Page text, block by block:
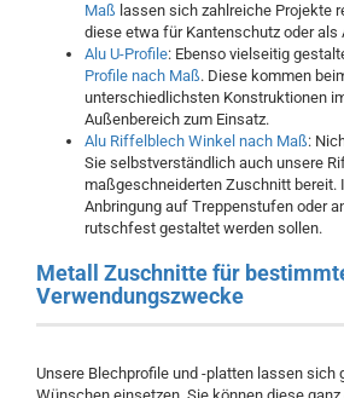
Maß lassen sich zahlreiche Projekte
diese etwa für Kantenschutz oder als
Alu U-Profile: Ebenso vielseitig
Profile nach Maß. Diese kommen
unterschiedlichsten Konstruktionen
Außenbereich zum Einsatz.
Alu Riffelblech Winkel nach Maß:
Sie selbstverständlich auch unsere
maßgeschneiderten Zuschnitt bereit.
Anbringung auf Treppenstufen oder
rutschfest gestaltet werden sollen.
Metall Zuschnitte für
Verwendungszwecke
Unsere Blechprofile und -platten lassen sich